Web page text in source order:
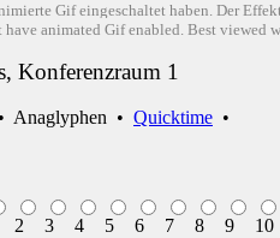
Gif eingeschaltet haben. Der
have animated Gif enabled. Best viewed
Konferenzraum 1
Anaglyphen • Quicktime •
2 3 4 5 6 7 8 9 10